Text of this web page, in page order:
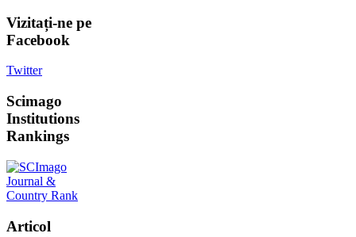
Vizitați-ne pe
Facebook
Twitter
Scimago
Institutions
Rankings
Articol